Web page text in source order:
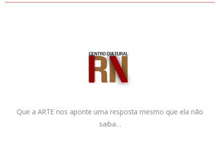
Que a ARTE nos aponte uma resposta mesmo que ela não
saiba…